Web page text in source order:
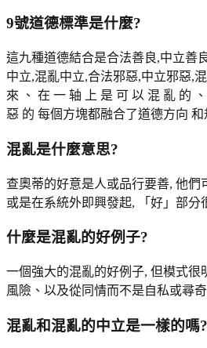
9號道德標準是什麼?
這九種道德結合是合法善良,中立善
中立,混亂中立,合法邪惡,中立邪惡,
來 、 在 一 轴 上 是 可 以 混 亂 的
惡 的 每個方塊都融合了道德方向
混亂是什麼意思?
查奧蒂的好意是人或品行要善, 他們
或是在系統外即興發起, 「好」部分
什麼是混亂的好例子?
一個強大的混亂的好例子, 但模式很
風險、以及從同情而不是自私或尋奇
混亂和混亂的中立是一樣的嗎?